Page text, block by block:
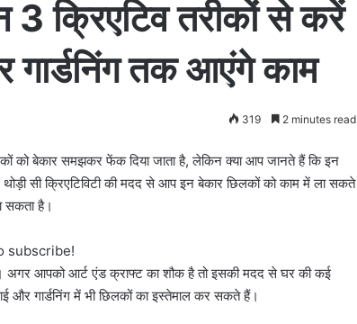
3 क्रिएटिव तरीकों से करें
तक आएंगे काम
319 2 minutes read
को बेकार समझकर फेंक दिया जाता है, लेकिन क्या आप जानते हैं कि इन
सी क्रिएटिविटी की मदद से आप इन बेकार छिलकों को काम में ला सकते
सकता है।
subscribe!
आपको आर्ट एंड क्राफ्ट का शौक है तो इसकी मदद से घर की कई
और गार्डनिंग में भी छिलकों का इस्तेमाल कर सकते हैं।